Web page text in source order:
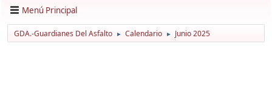
Menú Principal
GDA.-Guardianes Del Asfalto ► Calendario ► Junio 2025